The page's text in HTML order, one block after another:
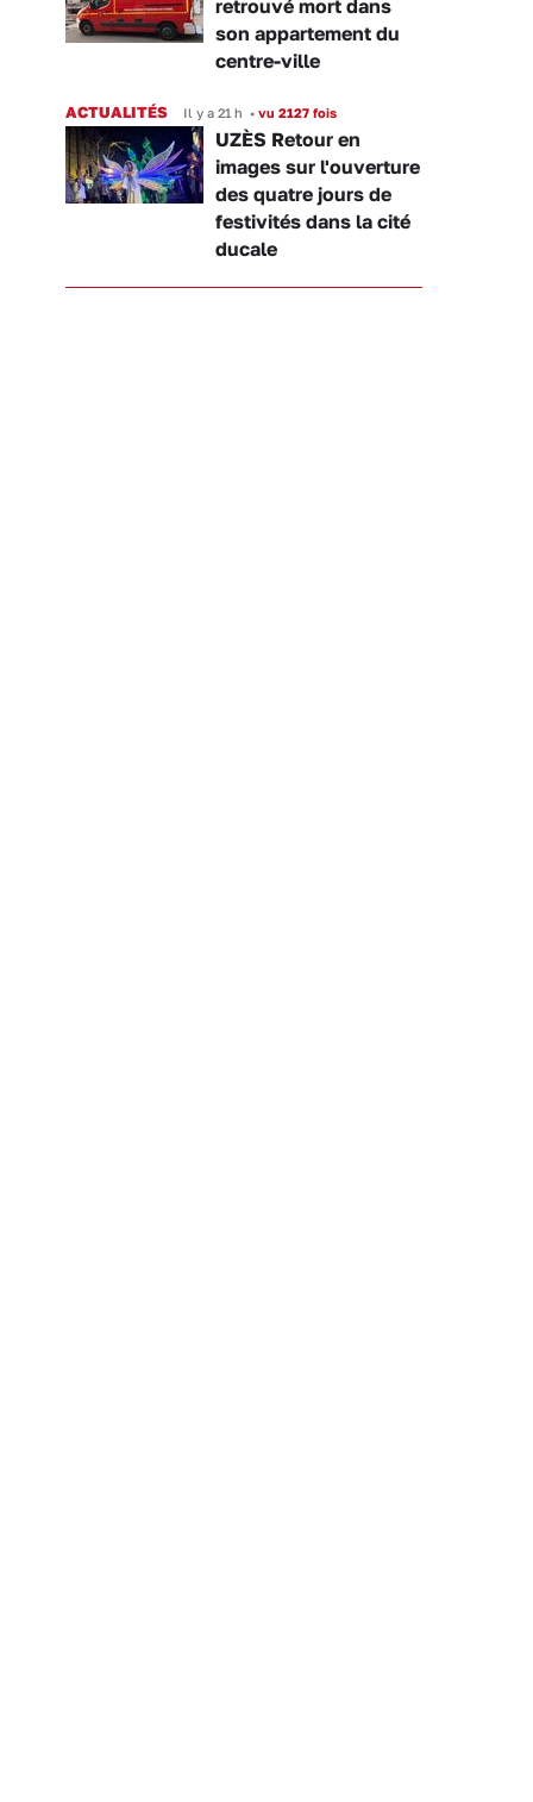
retrouvé mort dans
son appartement du
centre-ville
ACTUALITÉS Il y a 21 h • vu 2127 fois
UZÈS Retour en
images sur l'ouverture
des quatre jours de
festivités dans la cité
ducale